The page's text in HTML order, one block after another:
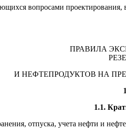
вопросами проектирования,
ПРАВИЛА
И НЕФТЕПРОДУКТОВ НА
1.1.
отпуска, учета нефти и